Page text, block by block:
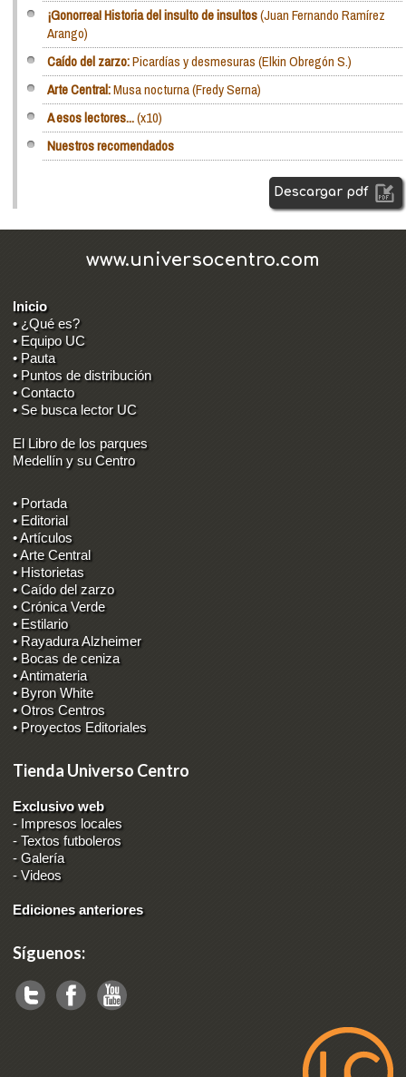
¡Gonorrea! Historia del insulto de insultos(Juan Fernando Ramírez
Arango)
Caído del zarzo:Picardías y desmesuras (Elkin Obregón S.)
Arte Central:Musa nocturna (Fredy Serna)
A esos lectores...(x10)
Nuestros recomendados
Descargar pdf
www.universocentro.com
Inicio
• ¿Qué es?
• Equipo UC
• Pauta
• Puntos de distribución
• Contacto
• Se busca lector UC
El Libro de los parques
Medellín y su Centro
• Portada
• Editorial
• Artículos
• Arte Central
• Historietas
• Caído del zarzo
• Crónica Verde
• Estilario
• Rayadura Alzheimer
• Bocas de ceniza
• Antimateria
• Byron White
• Otros Centros
• Proyectos Editoriales
Tienda Universo Centro
Exclusivo web
- Impresos locales
-Textos futboleros
-Galería
-Videos
Ediciones anteriores
Síguenos: